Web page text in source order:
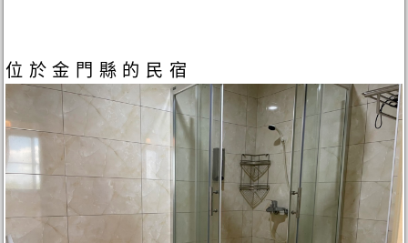
位於金門縣的民宿